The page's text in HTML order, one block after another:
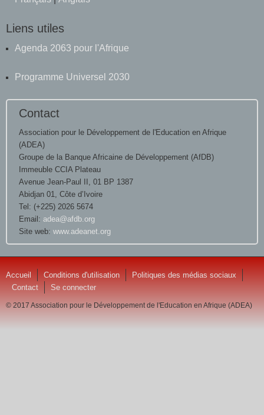
Liens utiles
Agenda 2063 pour l'Afrique
Programme Universel 2030
Contact
Association pour le Développement de l'Education en Afrique
(ADEA)
Groupe de la Banque Africaine de Développement (AfDB)
Immeuble CCIA Plateau
Avenue Jean-Paul II, 01 BP 1387
Abidjan 01, Côte d’Ivoire
Tel: (+225) 2026 5674
Email: adea@afdb.org
Site web: www.adeanet.org
Accueil Conditions d'utilisation
Politiques des médias sociaux
Contact
Se connecter
© 2017 Association pour le Développement de l'Education en Afrique (ADEA)